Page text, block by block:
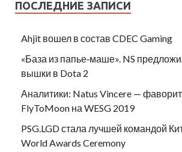
ПОСЛЕДНИЕ ЗАПИСИ
Ahjit вошел в состав CDEC Gaming
«База из папье‑маше». NS
вышки в Dota 2
Аналитики: Natus Vincere —
FlyToMoon на WESG 2019
PSG.LGD стала лучшей командой
World Awards Ceremony